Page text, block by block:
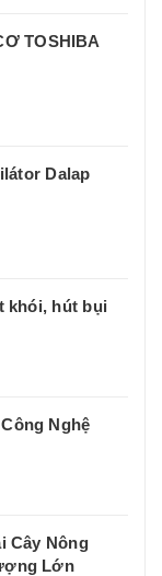
TOSHIBA
Dalap
khói, hút bụi
Nghệ
Cây Nông
Lớn